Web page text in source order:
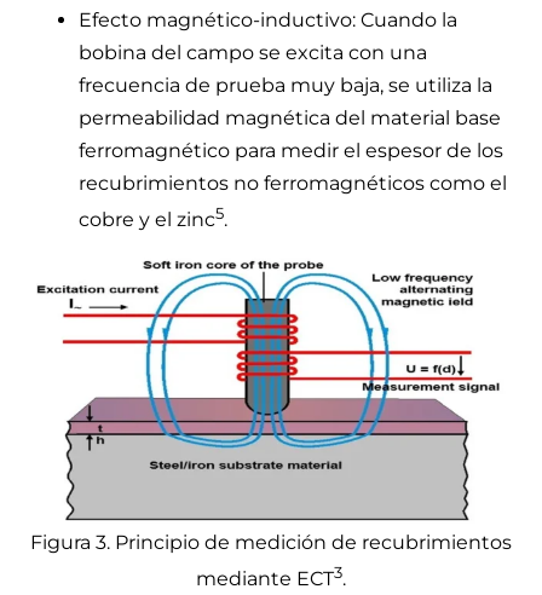
Efecto magnético-inductivo: Cuando la
bobina del campo se excita con una
frecuencia de prueba muy baja, se utiliza la
permeabilidad magnética del material base
ferromagnético para medir el espesor de los
recubrimientos no ferromagnéticos como el
cobre y el zinc5.
Figura 3. Principio de medición de recubrimientos
mediante ECT3.